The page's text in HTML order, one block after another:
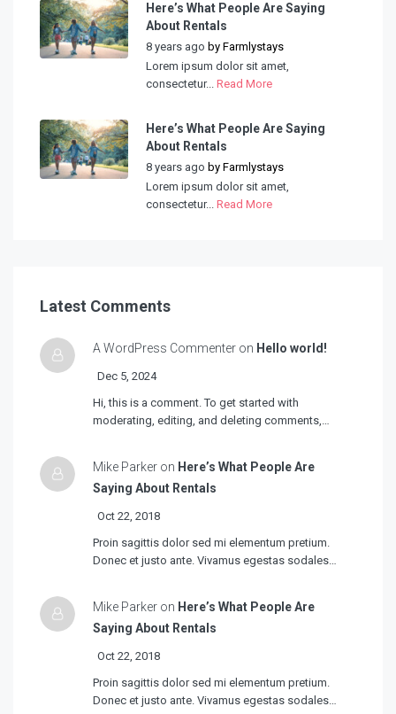
Here’s What People Are Saying
About Rentals
8 years ago by Farmlystays
Lorem ipsum dolor sit amet,
consectetur... Read More
Here’s What People Are Saying
About Rentals
8 years ago by Farmlystays
Lorem ipsum dolor sit amet,
consectetur... Read More
Latest Comments
A WordPress Commenter on Hello world!
Dec 5, 2024
Hi, this is a comment. To get started with
moderating, editing, and deleting comments,…
Mike Parker on Here’s What People Are
Saying About Rentals
Oct 22, 2018
Proin sagittis dolor sed mi elementum pretium.
Donec et justo ante. Vivamus egestas sodales…
Mike Parker on Here’s What People Are
Saying About Rentals
Oct 22, 2018
Proin sagittis dolor sed mi elementum pretium.
Donec et justo ante. Vivamus egestas sodales…